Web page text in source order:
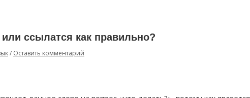
ссылатся как правильно?
/ Оставить комментарий